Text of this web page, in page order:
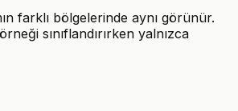
farklı bölgelerinde aynı görünür.
sınıflandırırken yalnızca